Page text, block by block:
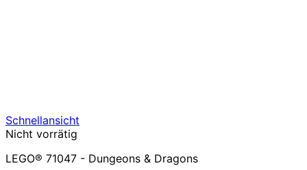
Schnellansicht
Nicht vorrätig
LEGO® 71047 - Dungeons & Dragons